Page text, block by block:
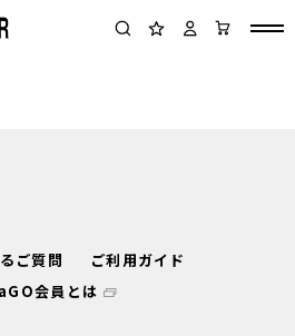
ご質問
ご利用ガイド
会員とは